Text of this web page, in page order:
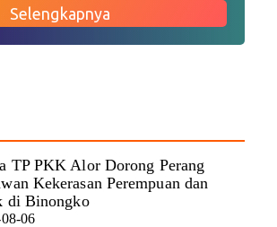
Selengkapnya
TP PKK Alor Dorong Perang
Kekerasan Perempuan dan
di Binongko
06